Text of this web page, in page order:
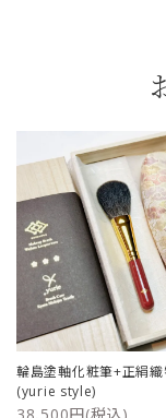
輪島塗軸化粧筆+正絹織
(yurie style)
38,500円(税込)